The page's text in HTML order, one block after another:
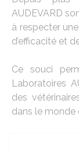
AUDEVARD
à respecter
d’efficacité et
Ce souci
Laboratoires
des
dans le monde